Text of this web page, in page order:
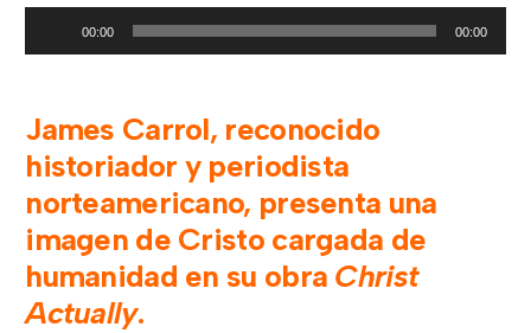
00:00 00:00
James Carrol, reconocido
historiador y periodista
norteamericano, presenta una
imagen de Cristo cargada de
humanidad en su obra Christ
Actually.